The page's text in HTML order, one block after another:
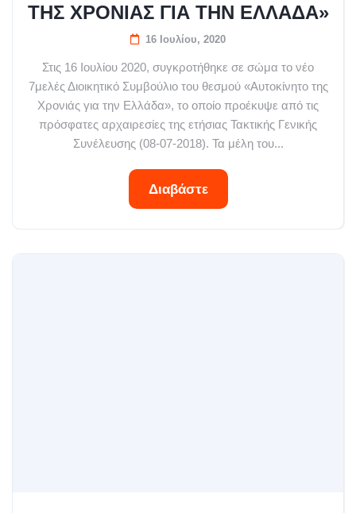
ΤΗΣ ΧΡΟΝΙΑΣ ΓΙΑ ΤΗΝ ΕΛΛΑΔΑ»
16 Ιουλίου, 2020
Στις 16 Ιουλίου 2020, συγκροτήθηκε σε σώμα το νέο
7μελές Διοικητικό Συμβούλιο του θεσμού «Αυτοκίνητο της
Χρονιάς για την Ελλάδα», το οποίο προέκυψε από τις
πρόσφατες αρχαιρεσίες της ετήσιας Τακτικής Γενικής
Συνέλευσης (08-07-2018). Τα μέλη του...
Διαβάστε